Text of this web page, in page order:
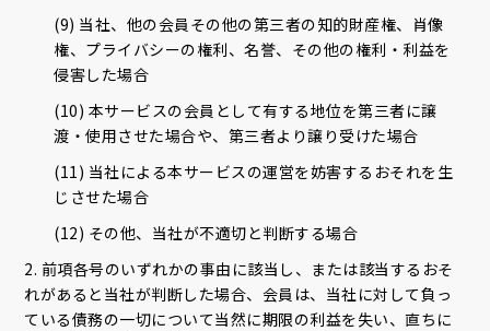
(9) 当社、他の会員その他の第三者の知的財産権、肖像
権、プライバシーの権利、名誉、その他の権利・利益を
侵害した場合
(10) 本サービスの会員として有する地位を第三者に譲
渡・使用させた場合や、第三者より譲り受けた場合
(11) 当社による本サービスの運営を妨害するおそれを生
じさせた場合
(12) その他、当社が不適切と判断する場合
2. 前項各号のいずれかの事由に該当し、または該当するおそ
れがあると当社が判断した場合、会員は、当社に対して負っ
ている債務の一切について当然に期限の利益を失い、直ちに